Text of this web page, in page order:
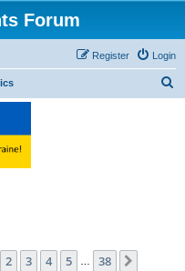
Forum
Login
Register
1of 38
2 3 4 5 … 38